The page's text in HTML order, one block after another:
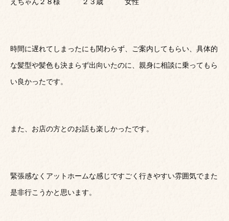
時間に遅れてしまったにも関わらず、ご案内してもらい、具体的
な髪型や髪色も決まらず出向いたのに、親身に相談に乗ってもら
い良かったです。
また、お店の方とのお話も楽しかったです。
緊張感なくアットホームな感じですごく行きやすい雰囲気でまた
是非行こうかと思います。